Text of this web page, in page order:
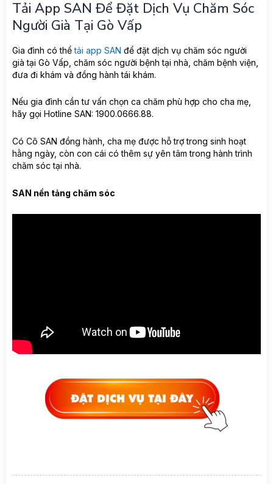
Tải App SAN Để Đặt Dịch Vụ Chăm Sóc
Người Già Tại Gò Vấp
Gia đình có thểtải app SAN để đặt dịch vụ chăm sóc người
già tại Gò Vấp, chăm sóc người bệnh tại nhà, chăm bệnh viện,
đưa đi khám và đồng hành tái khám.
Nếu gia đình cần tư vấn chọn ca chăm phù hợp cho cha mẹ,
hãy gọi Hotline SAN: 1900.0666.88.
Có Cô SAN đồng hành, cha mẹ được hỗ trợ trong sinh hoạt
hằng ngày, còn con cái có thêm sự yên tâm trong hành trình
chăm sóc tại nhà.
SAN nền tảng chăm sóc